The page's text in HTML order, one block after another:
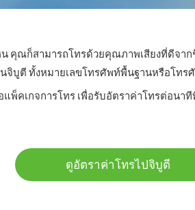
คุณก็สามารถโทรด้วยคุณภาพเสียงที่ดีจาก
จิบูตี ทั้งหมายเลขโทรศัพท์พื้นฐานหรือโทร
พ็คเกจการโทร เพื่อรับอัตราค่าโทรต่อนา
ดูอัตราค่าโทรไปจิบูตี